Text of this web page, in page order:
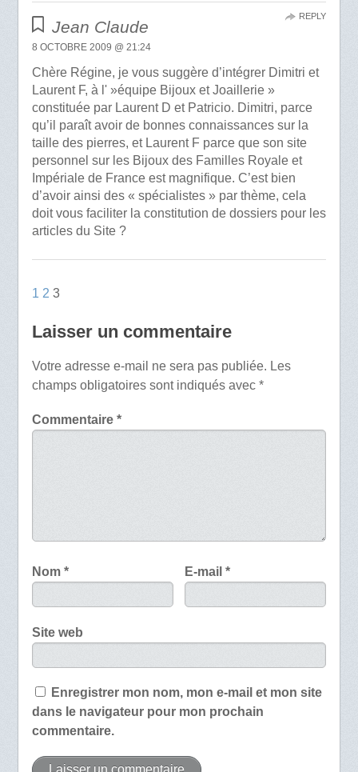
Jean Claude
8 OCTOBRE 2009 @ 21:24
Chère Régine, je vous suggère d’intégrer Dimitri et
Laurent F, à l' »équipe Bijoux et Joaillerie »
constituée par Laurent D et Patricio. Dimitri, parce
qu’il paraît avoir de bonnes connaissances sur la
taille des pierres, et Laurent F parce que son site
personnel sur les Bijoux des Familles Royale et
Impériale de France est magnifique. C’est bien
d’avoir ainsi des « spécialistes » par thème, cela
doit vous faciliter la constitution de dossiers pour les
articles du Site ?
REPLY
1 2 3
Laisser un commentaire
Votre adresse e-mail ne sera pas publiée. Les
champs obligatoires sont indiqués avec *
Commentaire *
Nom * E-mail*
Site web
Enregistrer mon nom, mon e-mail et mon site
dans le navigateur pour mon prochain
commentaire.